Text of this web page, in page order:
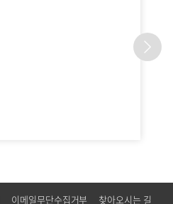
이메일무단수집거부 찾아오시는 길